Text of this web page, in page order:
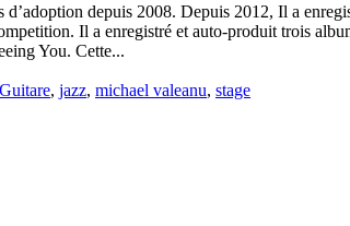
depuis 2008. Depuis 2012, Il a
Il a enregistré et auto-produit trois
You. Cette...
Guitare, jazz, michael valeanu, stage